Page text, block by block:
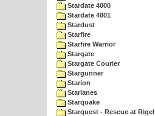
Stardate 4000
Stardate 4001
Stardust
Starfire
Starfire Warrior
Stargate
Stargate Courier
Stargunner
Starion
Starlanes
Starquake
Starquest - Rescue at Rigel